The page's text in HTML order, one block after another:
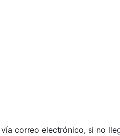
correo electrónico, si no